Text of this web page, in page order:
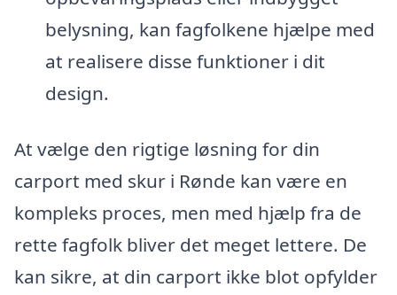
belysning, kan fagfolkene hjælpe med
at realisere disse funktioner i dit
design.
At vælge den rigtige løsning for din
carport med skur i Rønde kan være en
kompleks proces, men med hjælp fra de
rette fagfolk bliver det meget lettere. De
kan sikre, at din carport ikke blot opfylder